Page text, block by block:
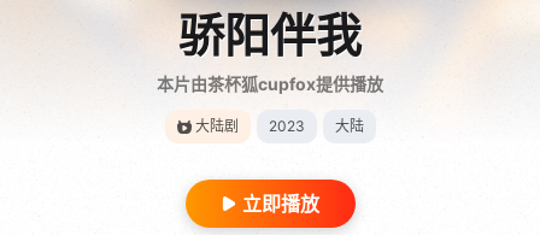
骄阳伴我
本片由茶杯狐cupfox提供播放
大陆剧 2023 大陆
立即播放